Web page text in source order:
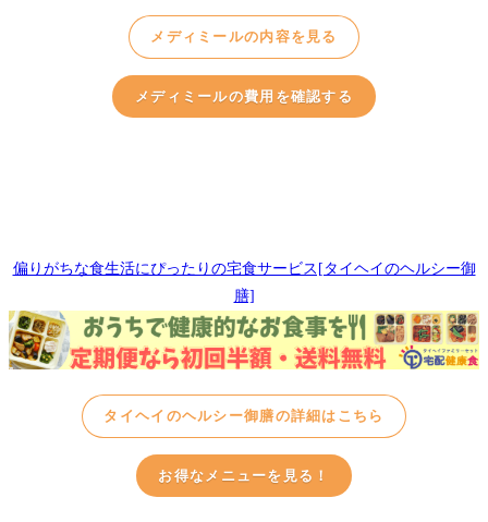
メディミールの内容を見る
メディミールの費用を確認する
偏りがちな食生活にぴったりの宅食サービス[タイヘイのヘルシー御
膳]
タイヘイのヘルシー御膳の詳細はこちら
お得なメニューを見る！